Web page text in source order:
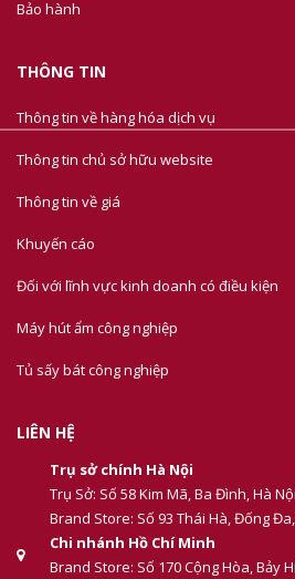
Bảo hành
THÔNG TIN
Thông tin về hàng hóa dịch vụ
Thông tin chủ sở hữu website
Thông tin về giá
Khuyến cáo
Đối với lĩnh vực kinh doanh có điều kiện
Máy hút ẩm công nghiệp
Tủ sấy bát công nghiệp
LIÊN HỆ
Trụ sở chính Hà Nội
Trụ Sở: Số 58 Kim Mã, Ba Đình, Hà Nội
Brand Store: Số 93 Thái Hà, Đống
Chi nhánh Hồ Chí Minh
Brand Store: Số 170 Cộng Hòa, Bảy